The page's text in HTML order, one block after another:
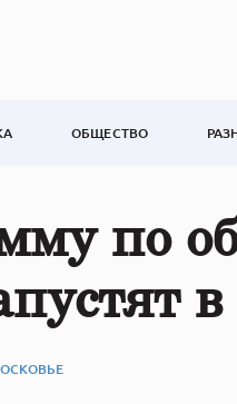
ОБЩЕСТВО
по